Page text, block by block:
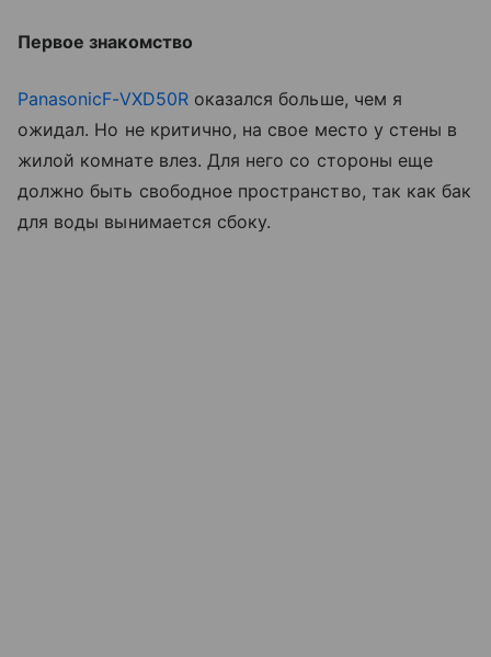
Первое знакомство
PanasonicF-VXD50Rоказался больше, чем я
ожидал. Но не критично, на свое место у стены в
жилой комнате влез. Для него со стороны еще
должно быть свободное пространство, так как бак
для воды вынимается сбоку.